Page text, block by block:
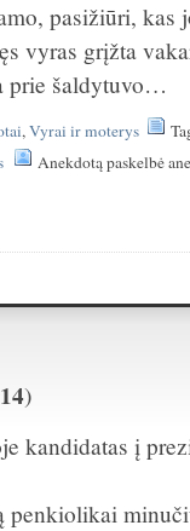
pasižiūri, kas
vyras grįžta
prie šaldytuvo…
,Vyrai ir moterys
Anekdotą paskelbė
)
kandidatas į
penkiolikai